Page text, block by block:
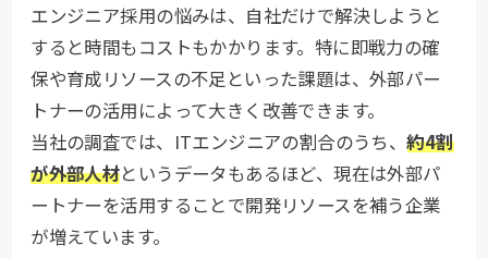
エンジニア採用の悩みは、自社だけで解決しようと
すると時間もコストもかかります。特に即戦力の確
保や育成リソースの不足といった課題は、外部パー
トナーの活用によって大きく改善できます。
当社の調査では、ITエンジニアの割合のうち、約4割
が外部人材というデータもあるほど、現在は外部パ
ートナーを活用することで開発リソースを補う企業
が増えています。